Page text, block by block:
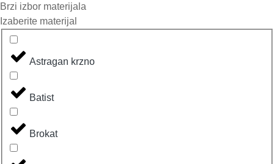
Brzi izbor materijala
Izaberite materijal
Astragan krzno
Batist
Brokat